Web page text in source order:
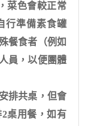
菜色會較正常
行準備素食罐
餐食者（例如
員，以便團體
排共桌，但會
桌用餐，如有